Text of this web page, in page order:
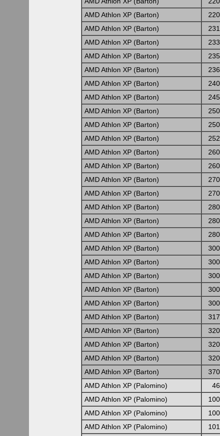
AMD Athlon XP (Barton)
AMD Athlon XP (Barton)
AMD Athlon XP (Barton)
AMD Athlon XP (Barton)
AMD Athlon XP (Barton)
AMD Athlon XP (Barton)
AMD Athlon XP (Barton)
AMD Athlon XP (Barton)
AMD Athlon XP (Barton)
AMD Athlon XP (Barton)
AMD Athlon XP (Barton)
AMD Athlon XP (Barton)
AMD Athlon XP (Barton)
AMD Athlon XP (Barton)
AMD Athlon XP (Barton)
AMD Athlon XP (Barton)
AMD Athlon XP (Barton)
AMD Athlon XP (Barton)
AMD Athlon XP (Barton)
AMD Athlon XP (Barton)
AMD Athlon XP (Barton)
AMD Athlon XP (Barton)
AMD Athlon XP (Barton)
AMD Athlon XP (Barton)
AMD Athlon XP (Barton)
AMD Athlon XP (Barton)
AMD Athlon XP (Barton)
AMD Athlon XP (Palomino)
AMD Athlon XP (Palomino)
AMD Athlon XP (Palomino)
AMD Athlon XP (Palomino)